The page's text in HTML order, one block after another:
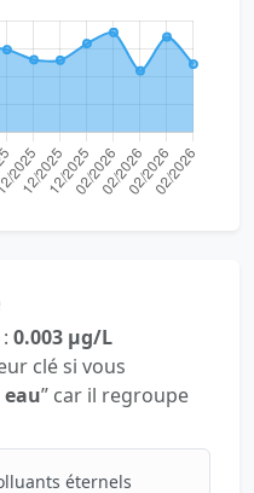
0.003 µg/L
clé si vous
eau” car il regroupe
éternels